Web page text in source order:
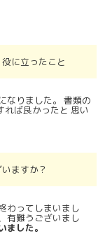
に立ったこと
なりました。 書類の
ば良かったと 思い
ますか？
わってしまいまし
有難うございまし
した。